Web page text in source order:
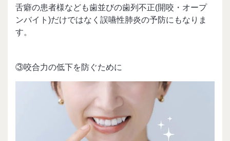
舌癖の患者様なども歯並びの歯列不正(開咬・オープ
ンバイト)だけではなく誤嚥性肺炎の予防にもなりま
す。
③咬合力の低下を防ぐために